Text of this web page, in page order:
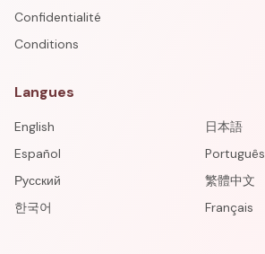
Confidentialité
Conditions
Langues
English
日本語
Español
Português
Русский
繁體中文
한국어
Français